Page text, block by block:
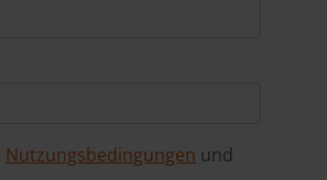
Nutzungsbedingungen und